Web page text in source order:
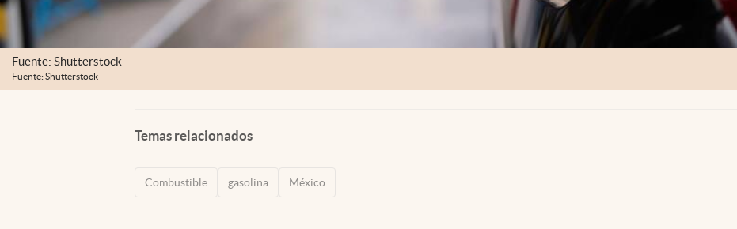
Fuente: Shutterstock
Fuente: Shutterstock
Temas relacionados
Combustible gasolina México